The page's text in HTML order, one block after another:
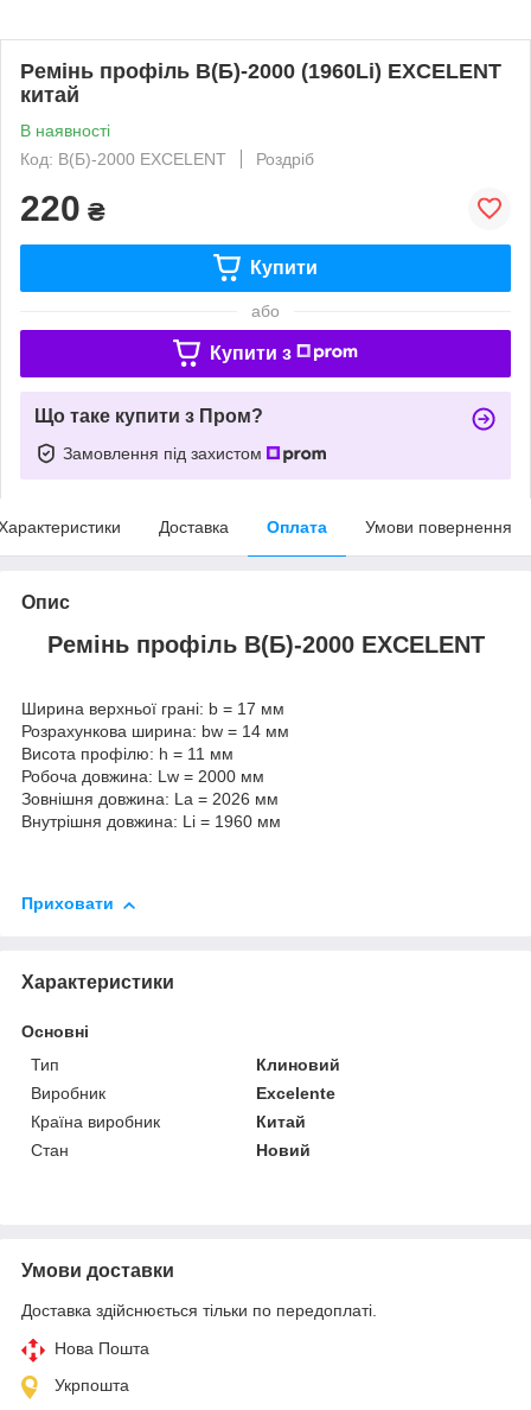
Ремінь профіль В(Б)-2000 (1960Li) EXCELENT
китай
В наявності
Код: В(Б)-2000 EXCELENT
Роздріб
220 ₴
Купити
або
Купити з
Що таке купити з Пром?
Замовлення під захистом
Доставка Оплата Умови повернення
Опис
Ремінь профіль В(Б)-2000 EXCELENT
Ширина верхньої грані: b = 17 мм
Розрахункова ширина: bw = 14 мм
Висота профілю: h = 11 мм
Робоча довжина: Lw = 2000 мм
Зовнішня довжина: La = 2026 мм
Внутрішня довжина: Li = 1960 мм
Приховати
Характеристики
Основні
Тип
Клиновий
Виробник
Excelente
Країна виробник
Китай
Стан
Новий
Умови доставки
Доставка здійснюється тільки по передоплаті.
Нова Пошта
Укрпошта